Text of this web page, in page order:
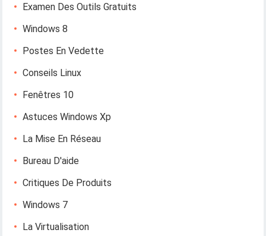
Examen Des Outils Gratuits
Windows 8
Postes En Vedette
Conseils Linux
Fenêtres 10
Astuces Windows Xp
La Mise En Réseau
Bureau D'aide
Critiques De Produits
Windows 7
La Virtualisation